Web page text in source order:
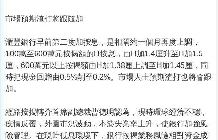
市場預期渣打將跟隨加
滙豐銀行早前第二度加按息，是相隔約一個月再度上調，
100萬至600萬元按揭額的H按息，由H加1.4厘升至H加1.5
厘，600萬元以上按揭額由H加1.38厘上調至H加1.45厘，同
時把現金回贈由0.5%削至0.2%。市場人士預期渣打也將會跟
加。
經絡按揭轉介首席副總裁曹德明認為，現時環球經濟不穩，
疫情反覆，外圍市況波動，本港失業率上升，使銀行加強風
險管理。在現時低息環境下，銀行按揭業務風險相對資金成